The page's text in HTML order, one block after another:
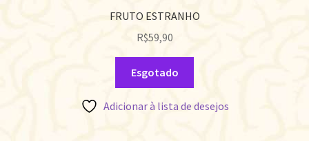
FRUTO ESTRANHO
R$59,90
Esgotado
Adicionar à lista de desejos